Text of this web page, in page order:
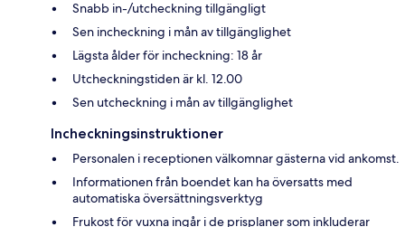
Snabb in-/utcheckning tillgängligt
Sen incheckning i mån av tillgänglighet
Lägsta ålder för incheckning: 18 år
Utcheckningstiden är kl. 12.00
Sen utcheckning i mån av tillgänglighet
Incheckningsinstruktioner
Personalen i receptionen välkomnar gästerna vid ankomst.
Informationen från boendet kan ha översatts med
automatiska översättningsverktyg
Frukost för vuxna ingår i de prisplaner som inkluderar